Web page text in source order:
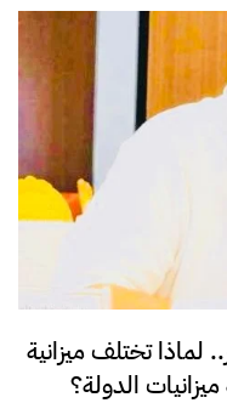
لماذا تختلف ميزانية
الدولة؟